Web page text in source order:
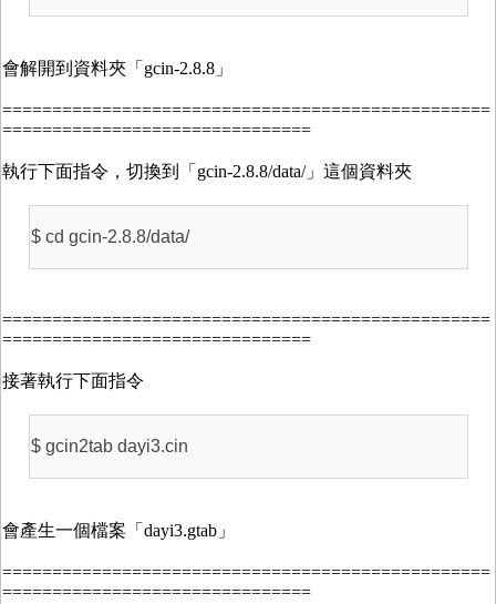
會解開到資料夾「gcin-2.8.8」
=================================================
===============================
執行下面指令，切換到「gcin-2.8.8/data/」這個資料夾
$ cd gcin-2.8.8/data/
=================================================
===============================
接著執行下面指令
$ gcin2tab dayi3.cin
會產生一個檔案「dayi3.gtab」
=================================================
===============================